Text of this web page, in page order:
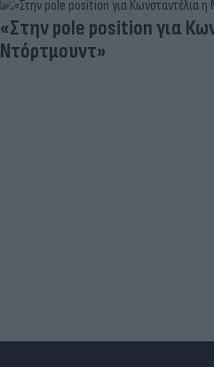
«Στην pole position για
Ντόρτμουντ»